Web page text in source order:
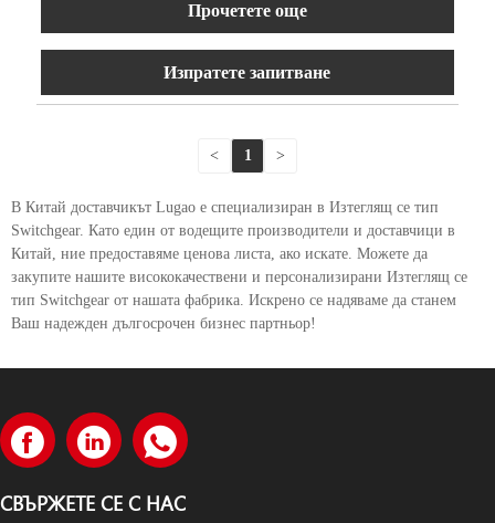
Прочетете още
Изпратете запитване
< 1 >
В Китай доставчикът Lugao е специализиран в Изтеглящ се тип
Switchgear. Като един от водещите производители и доставчици в
Китай, ние предоставяме ценова листа, ако искате. Можете да
закупите нашите висококачествени и персонализирани Изтеглящ се
тип Switchgear от нашата фабрика. Искрено се надяваме да станем
Ваш надежден дългосрочен бизнес партньор!
СВЪРЖЕТЕ СЕ С НАС